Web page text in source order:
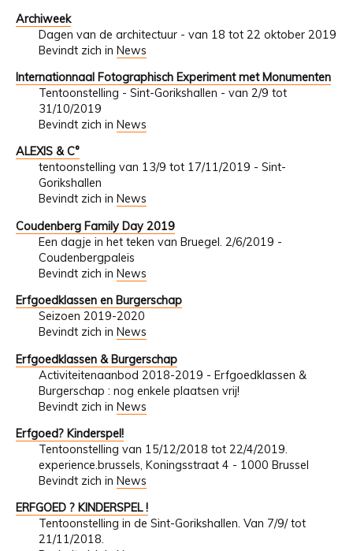
Archiweek
Dagen van de architectuur - van 18 tot 22 oktober 2019
Bevindt zich in News
Internationnaal Fotographisch Experiment met Monumenten
Tentoonstelling - Sint-Gorikshallen - van 2/9 tot
31/10/2019
Bevindt zich in News
ALEXIS & C°
tentoonstelling van 13/9 tot 17/11/2019 - Sint-
Gorikshallen
Bevindt zich in News
Coudenberg Family Day 2019
Een dagje in het teken van Bruegel. 2/6/2019 -
Coudenbergpaleis
Bevindt zich in News
Erfgoedklassen en Burgerschap
Seizoen 2019-2020
Bevindt zich in News
Erfgoedklassen & Burgerschap
Activiteitenaanbod 2018-2019 - Erfgoedklassen &
Burgerschap : nog enkele plaatsen vrij!
Bevindt zich in News
Erfgoed? Kinderspel!
Tentoonstelling van 15/12/2018 tot 22/4/2019.
experience.brussels, Koningsstraat 4 - 1000 Brussel
Bevindt zich in News
ERFGOED ? KINDERSPEL !
Tentoonstelling in de Sint-Gorikshallen. Van 7/9/ tot
21/11/2018.